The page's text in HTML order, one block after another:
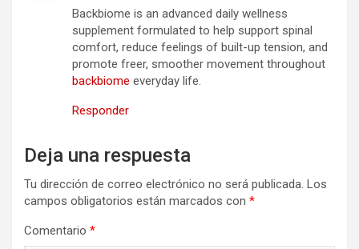
Backbiome is an advanced daily wellness
supplement formulated to help support spinal
comfort, reduce feelings of built-up tension, and
promote freer, smoother movement throughout
backbiome everyday life.
Responder
Deja una respuesta
Tu dirección de correo electrónico no será publicada. Los
campos obligatorios están marcados con *
Comentario *